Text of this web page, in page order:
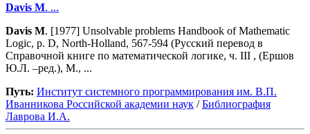
Davis M. ...
Davis M. [1977] Unsolvable problems Handbook of Mathematic
Logic, p. D, North-Holland, 567-594 (Русский перевод в
Справочной книге по математической логике, ч. III , (Ершов
Ю.Л. –ред.), М., ...
Путь: Институт системного программирования им. В.П.
Иванникова Роcсийской академии наук /Библиография
Лаврова И.А.